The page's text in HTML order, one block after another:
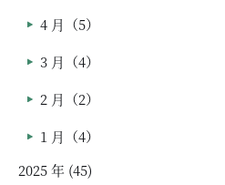
4 月（5）
3 月（4）
2 月（2）
1 月（4）
2025 年 (45)